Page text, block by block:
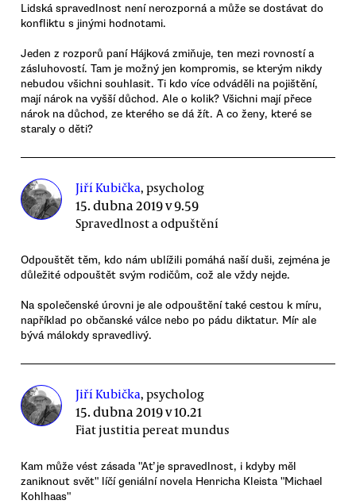
Lidská spravedlnost není nerozporná a může se dostávat do
konfliktu s jinými hodnotami.
Jeden z rozporů paní Hájková zmiňuje, ten mezi rovností a
zásluhovostí. Tam je možný jen kompromis, se kterým nikdy
nebudou všichni souhlasit. Ti kdo více odváděli na pojištění,
mají nárok na vyšší důchod. Ale o kolik? Všichni mají přece
nárok na důchod, ze kterého se dá žít. A co ženy, které se
staraly o děti?
Jiří Kubička, psycholog
15. dubna 2019 v 9.59
Spravedlnost a odpuštění
Odpouštět těm, kdo nám ublížili pomáhá naší duši, zejména je
důležité odpouštět svým rodičům, což ale vždy nejde.
Na společenské úrovni je ale odpouštění také cestou k míru,
například po občanské válce nebo po pádu diktatur. Mír ale
bývá málokdy spravedlivý.
Jiří Kubička, psycholog
15. dubna 2019 v 10.21
Fiat justitia pereat mundus
Kam může vést zásada "Ať je spravedlnost, i kdyby měl
zaniknout svět" líčí geniální novela Henricha Kleista "Michael
Kohlhaas"